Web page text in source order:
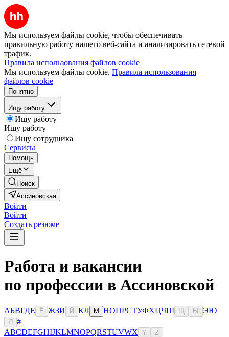
Мы используем файлы cookie, чтобы обеспечивать
правильную работу нашего веб-сайта и анализировать сетевой
трафик.
Правила использования файлов cookie
Мы используем файлы cookie. Правила использования
файлов cookie
Понятно
Ищу работу
Ищу работу
Ищу работу
Ищу сотрудника
Сервисы
Помощь
Ещё
Поиск
Ассиновская
Войти
Войти
Создать резюме
Работа и вакансии
по профессии в Ассиновской
АБВГДЕ Ё ЖЗИ Й КЛ М НОПРСТУФХЦЧШ Ы ЭЮ
Я
#
ABCDEFGHIJKLMNOPQRSTUVWX Y Z